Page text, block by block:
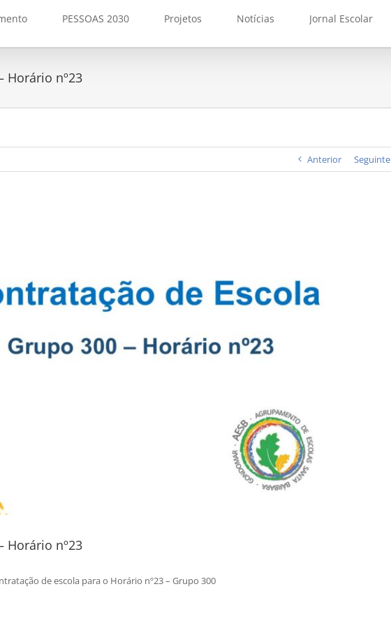
PESSOAS 2030 Projetos Notícias Jornal Escolar
Horário nº23
Anterior Seguinte
Horário nº23
de escola para o Horário nº23 – Grupo 300